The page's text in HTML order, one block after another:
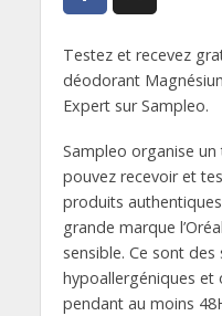
Testez et recevez
déodorant
Expert sur Sampleo.
Sampleo organise
pouvez recevoir et
produits
grande marque
sensible. Ce sont des
hypoallergéniques
pendant au moins